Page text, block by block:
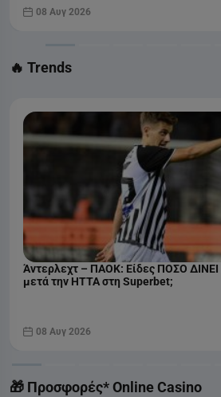
08 Αυγ 2026
🔥 Trends
Άντερλεχτ – ΠΑΟΚ: Είδες ΠΟΣΟ
μετά την ΗΤΤΑ στη Superbet;
08 Αυγ 2026
🎁 Προσφορές* Online Casino